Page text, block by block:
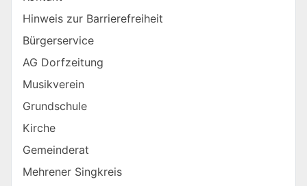
Hinweis zur Barrierefreiheit
Bürgerservice
AG Dorfzeitung
Musikverein
Grundschule
Kirche
Gemeinderat
Mehrener Singkreis